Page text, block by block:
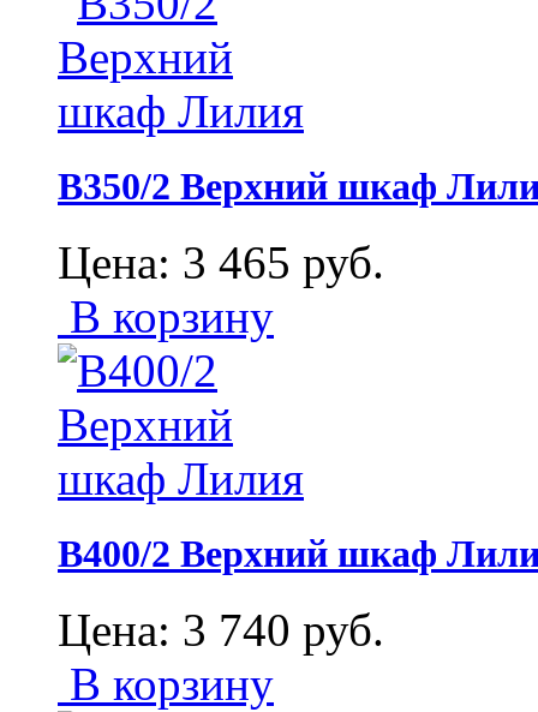
В350/2 Верхний шкаф
Цена: 3 465 руб.
В корзину
В400/2 Верхний шкаф
Цена: 3 740 руб.
В корзину